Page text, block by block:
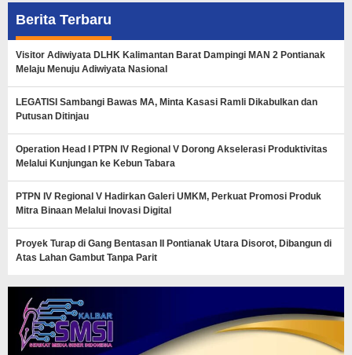
Berita Terbaru
Visitor Adiwiyata DLHK Kalimantan Barat Dampingi MAN 2 Pontianak
Melaju Menuju Adiwiyata Nasional
LEGATISI Sambangi Bawas MA, Minta Kasasi Ramli Dikabulkan dan
Putusan Ditinjau
Operation Head I PTPN IV Regional V Dorong Akselerasi Produktivitas
Melalui Kunjungan ke Kebun Tabara
PTPN IV Regional V Hadirkan Galeri UMKM, Perkuat Promosi Produk
Mitra Binaan Melalui Inovasi Digital
Proyek Turap di Gang Bentasan II Pontianak Utara Disorot, Dibangun di
Atas Lahan Gambut Tanpa Parit